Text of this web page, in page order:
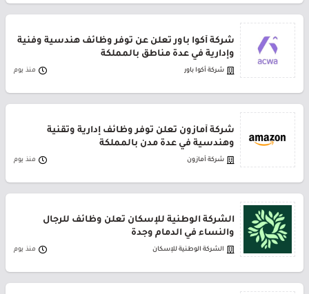
شركة أكوا باور تعلن عن توفر وظائف هندسية وفنية
وإدارية في عدة مناطق بالمملكة
شركة أكوا باور منذ يوم
شركة أمازون تعلن توفر وظائف إدارية وتقنية
وهندسية في عدة مدن بالمملكة
شركة أمازون منذ يوم
الشركة الوطنية للإسكان تعلن وظائف للرجال
والنساء في الدمام وجدة
الشركة الوطنية للإسكان منذ يوم